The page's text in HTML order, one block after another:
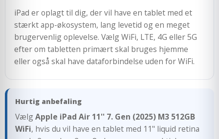
iPad er oplagt til dig, der vil have en tablet med et
stærkt app-økosystem, lang levetid og en meget
brugervenlig oplevelse. Vælg WiFi, LTE, 4G eller 5G
efter om tabletten primært skal bruges hjemme
eller også skal have dataforbindelse uden for WiFi.
Hurtig anbefaling
VælgApple iPad Air 11'' 7. Gen (2025) M3 512GB
WiFi, hvis du vil have en tablet med 11" liquid retina